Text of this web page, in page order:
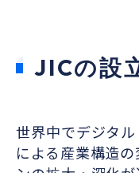
JICの設
世界中でデジタ
による産業構造